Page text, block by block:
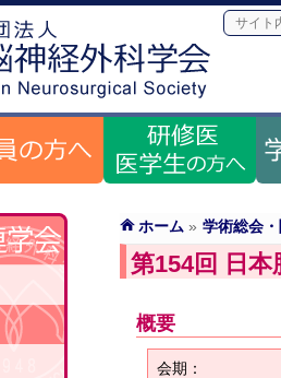
ホーム » 学術総会
第154回 日本
概要
会期：